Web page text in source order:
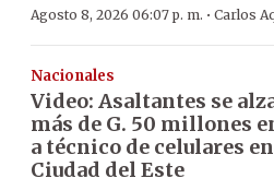
Agosto 8, 2026 06:07 p. m. · Carlos
Nacionales
Video: Asaltantes se
más de G. 50 millones
a técnico de celulares en
Ciudad del Este